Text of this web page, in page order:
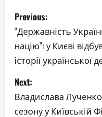
P
o
s
t
n
Previous:
“Державність
націю”: у Києві
історії української
Next:
Владислава
сезону у Київській